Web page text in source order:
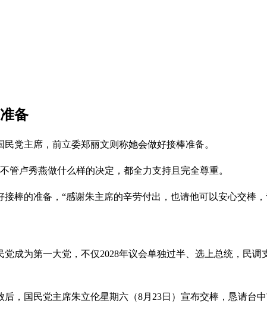
备
党主席，前立委郑丽文则称她会做好接棒准备。
管卢秀燕做什么样的决定，都全力支持且完全尊重。
棒的准备，“感谢朱主席的辛劳付出，也请他可以安心交棒
成为第一大党，不仅2028年议会单独过半、选上总统，民
，国民党主席朱立伦星期六（8月23日）宣布交棒，恳请台